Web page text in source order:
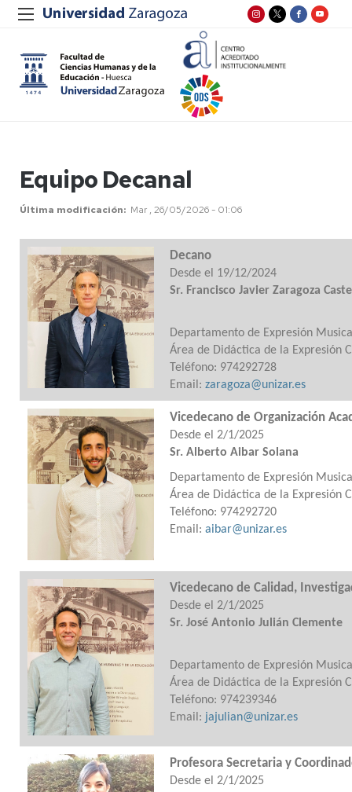
Equipo Decanal
Última modificación Mar , 26/05/2026 - 01:06
Decano
Desde el 19/12/2024
Sr. Francisco Javier Zaragoza
Departamento de Expresión
Área de Didáctica de la Expresión
Teléfono: 974292728
Email: zaragoza@unizar.es
Vicedecano de Organización
Desde el 2/1/2025
Sr. Alberto Aibar Solana
Departamento de Expresión
Área de Didáctica de la Expresión
Teléfono: 974292720
Email: aibar@unizar.es
Vicedecano de Calidad,
Desde el 2/1/2025
Sr. José Antonio Julián
Departamento de Expresión
Área de Didáctica de la Expresión
Teléfono: 974239346
Email: jajulian@unizar.es
Profesora Secretaria y
Desde el 2/1/2025